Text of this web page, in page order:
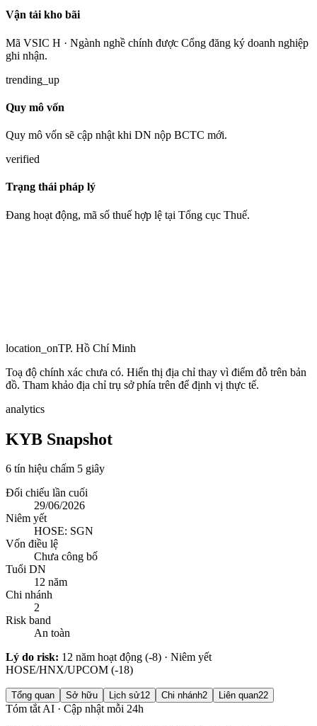
Vận tải kho bãi
Mã VSIC H · Ngành nghề chính được Cổng đăng ký doanh nghiệp
ghi nhận.
trending_up
Quy mô vốn
Quy mô vốn sẽ cập nhật khi DN nộp BCTC mới.
verified
Trạng thái pháp lý
Đang hoạt động, mã số thuế hợp lệ tại Tổng cục Thuế.
location_onTP. Hồ Chí Minh
Toạ độ chính xác chưa có. Hiển thị địa chỉ thay vì điểm đỗ trên bản
đồ. Tham khảo địa chỉ trụ sở phía trên để định vị thực tế.
analytics
KYB Snapshot
6 tín hiệu chấm 5 giây
Đối chiếu lần cuối
29/06/2026
Niêm yết
HOSE: SGN
Vốn điều lệ
Chưa công bố
Tuổi DN
12 năm
Chi nhánh
2
Risk band
An toàn
Lý do risk: 12 năm hoạt động (-8) · Niêm yết
HOSE/HNX/UPCOM (-18)
Tổng quan Sở hữu Lịch sử12 Chi nhánh2 Liên quan22
Tóm tắt AI · Cập nhật mỗi 24h